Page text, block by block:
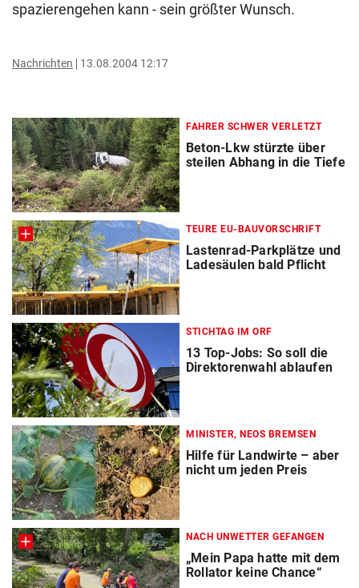
spazierengehen kann - sein größter Wunsch.
Nachrichten 13.08.2004 12:17
FAHRER SCHWER VERLETZT
Beton-Lkw stürzte über
steilen Abhang in die Tiefe
TEURE EU-BAUVORSCHRIFT
Lastenrad-Parkplätze und
Ladesäulen bald Pflicht
STICHTAG IM ORF
13 Top-Jobs: So soll die
Direktorenwahl ablaufen
MINISTER, NEOS BREMSEN
Hilfe für Landwirte – aber
nicht um jeden Preis
NACH UNWETTER GEFANGEN
„Mein Papa hatte mit dem
Rollator keine Chance“